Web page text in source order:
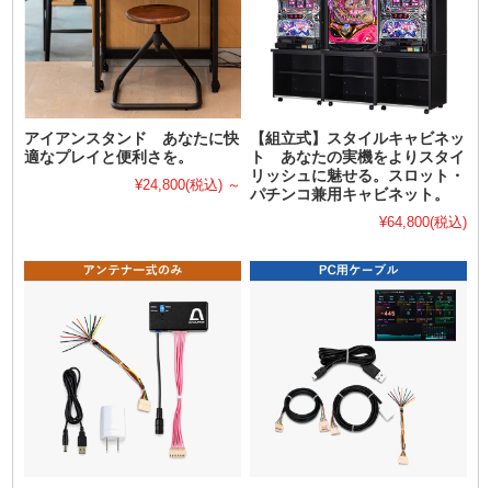
アイアンスタンド あなたに快
適なプレイと便利さを。
¥24,800(税込) ～
【組立式】スタイルキャビネッ
ト あなたの実機をよりスタイ
リッシュに魅せる。スロット・
パチンコ兼用キャビネット。
¥64,800(税込)